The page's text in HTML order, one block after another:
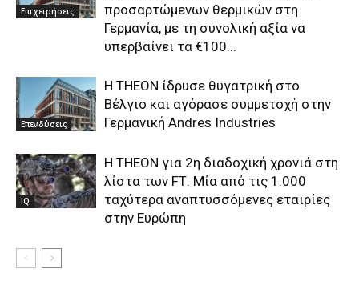
Επιχειρήσεις
προσαρτώμενων θερμικών στη
Γερμανία, με τη συνολική αξία να
υπερβαίνει τα €100...
Επενδύσεις
Η THEON ίδρυσε θυγατρική στο
Βέλγιο και αγόρασε συμμετοχή στην
Γερμανική Andres Industries
IQ
Η THEON για 2η διαδοχική χρονιά στη
λίστα των FΤ. Μία από τις 1.000
ταχύτερα αναπτυσσόμενες εταιρίες
στην Ευρώπη